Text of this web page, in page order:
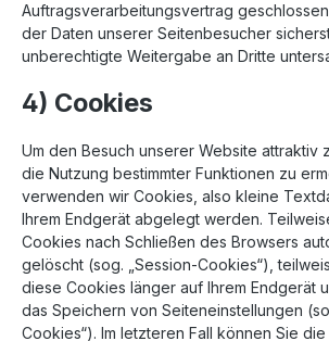
Auftragsverarbeitungsvertrag
der Daten unserer Seitenbesucher
unberechtigte Weitergabe an Dritte
4) Cookies
Um den Besuch unserer Website attraktiv
die Nutzung bestimmter Funktionen zu
verwenden wir Cookies, also kleine
Ihrem Endgerät abgelegt werden.
Cookies nach Schließen des Browsers
gelöscht (sog. „Session-Cookies“),
diese Cookies länger auf Ihrem Endgerät
das Speichern von Seiteneinstellungen
Cookies“). Im letzteren Fall können Sie